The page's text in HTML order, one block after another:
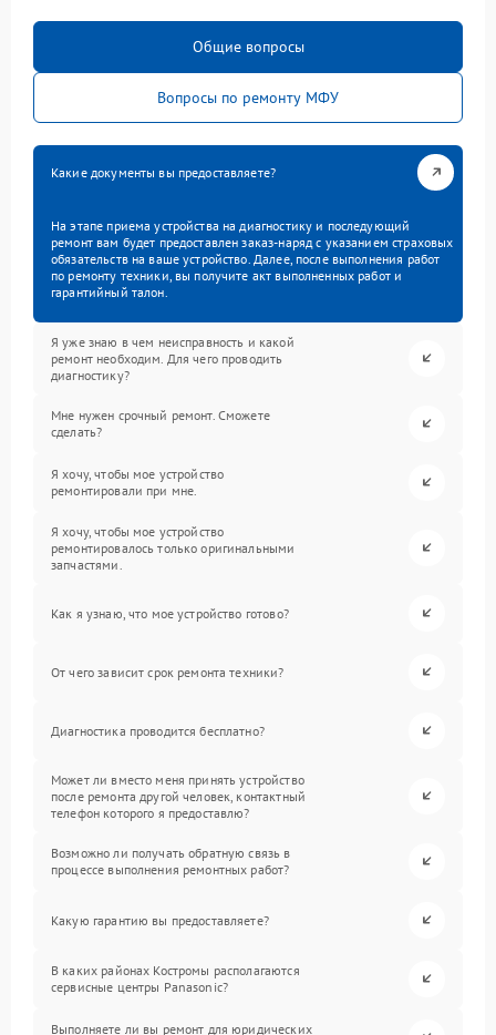
Общие вопросы
Вопросы по ремонту МФУ
Какие документы вы предоставляете?
На этапе приема устройства на диагностику и последующий
ремонт вам будет предоставлен заказ-наряд с указанием страховых
обязательств на ваше устройство. Далее, после выполнения работ
по ремонту техники, вы получите акт выполненных работ и
гарантийный талон.
Я уже знаю в чем неисправность и какой
ремонт необходим. Для чего проводить
диагностику?
Мне нужен срочный ремонт. Сможете
сделать?
Я хочу, чтобы мое устройство
ремонтировали при мне.
Я хочу, чтобы мое устройство
ремонтировалось только оригинальными
запчастями.
Как я узнаю, что мое устройство готово?
От чего зависит срок ремонта техники?
Диагностика проводится бесплатно?
Может ли вместо меня принять устройство
после ремонта другой человек, контактный
телефон которого я предоставлю?
Возможно ли получать обратную связь в
процессе выполнения ремонтных работ?
Какую гарантию вы предоставляете?
В каких районах Костромы располагаются
сервисные центры Panasonic?
Выполняете ли вы ремонт для юридических